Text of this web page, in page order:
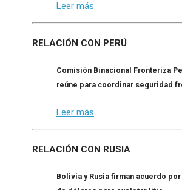
Leer más
RELACIÓN CON PERÚ
Comisión Binacional Fronteriza
reúne para coordinar seguridad
Leer más
RELACIÓN CON RUSIA
Bolivia y Rusia firman acuerdo